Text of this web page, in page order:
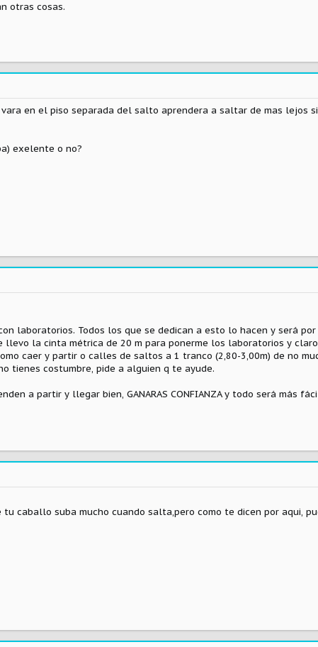
otras cosas.
en el piso separada del salto aprendera a saltar de mas lejos
exelente o no?
laboratorios. Todos los que se dedican a esto lo hacen y será
llevo la cinta métrica de 20 m para ponerme los laboratorios y
caer y partir o calles de saltos a 1 tranco (2,80-3,00m) de no
tienes costumbre, pide a alguien q te ayude.
a partir y llegar bien, GANARAS CONFIANZA y todo será más
caballo suba mucho cuando salta,pero como te dicen por aqui,